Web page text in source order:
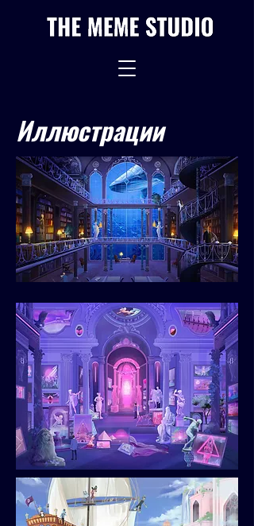
Иллюстрации